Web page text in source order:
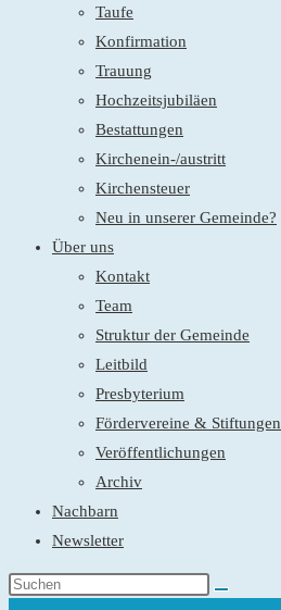
Taufe
Konfirmation
Trauung
Hochzeitsjubiläen
Bestattungen
Kirchenein-/austritt
Kirchensteuer
Neu in unserer Gemeinde?
Über uns
Kontakt
Team
Struktur der Gemeinde
Leitbild
Presbyterium
Fördervereine & Stiftungen
Veröffentlichungen
Archiv
Nachbarn
Newsletter